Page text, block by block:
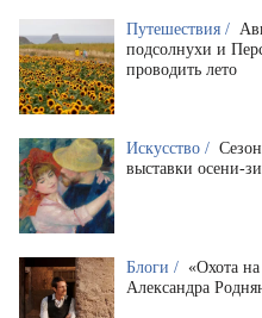
Путешествия /
подсолнухи и
проводить лето
Искусство /
выставки осени-
Блоги / «Охота
Александра